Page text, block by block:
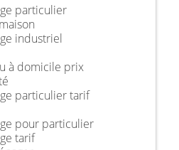
particulier
industriel
à domicile prix
particulier tarif
pour particulier
tarif